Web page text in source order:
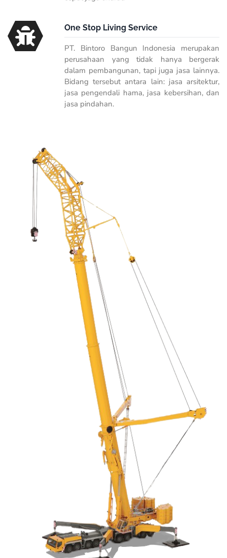
One Stop Living Service
PT. Bintoro Bangun Indonesia merupakan
perusahaan yang tidak hanya bergerak
dalam pembangunan, tapi juga jasa lainnya.
Bidang tersebut antara lain: jasa arsitektur,
jasa pengendali hama, jasa kebersihan, dan
jasa pindahan.